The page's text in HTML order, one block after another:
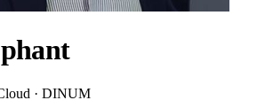
· DINUM